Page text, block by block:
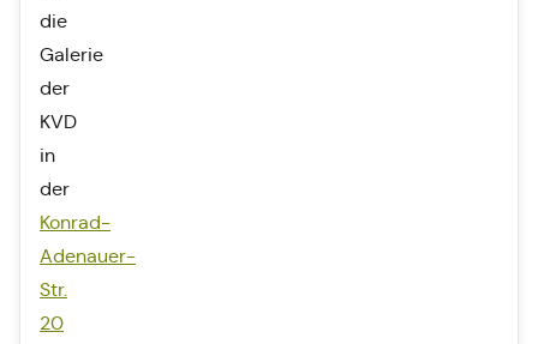
die
Galerie
der
KVD
in
der
Konrad-
Adenauer-
Str.
20